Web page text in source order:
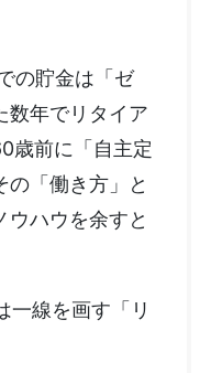
の貯金は「ゼ
数年でリタイア
歳前に「自主定
の「働き方」と
ウハウを余すと
一線を画す「リ